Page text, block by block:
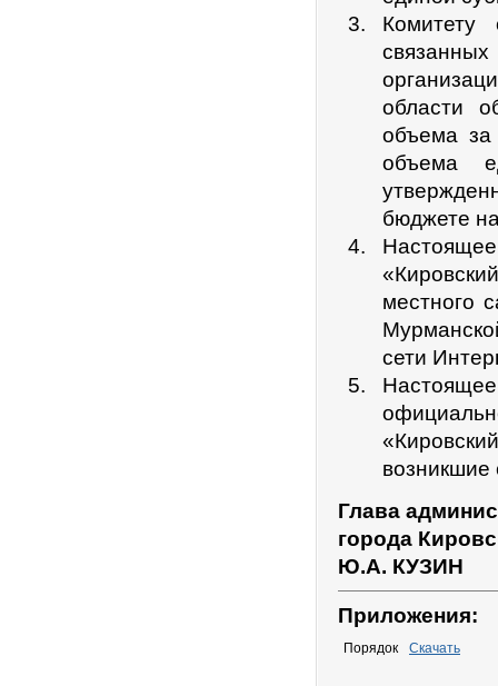
Комитету
области
объема за
объема
бюджете
Настоящее
местного
сети
возникшие
Глава
города
Ю.А. КУЗИН
Приложения:
Порядок Скачать